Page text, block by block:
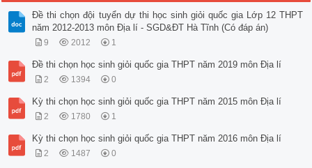
Đề thi chọn đội tuyển dự thi học sinh giỏi quốc gia Lớp 12 THPT
năm 2012-2013 môn Địa lí - SGD&ĐT Hà Tĩnh (Có đáp án)
9 2012 1
Đề thi chọn học sinh giỏi quốc gia THPT năm 2019 môn Địa lí
2 1394 0
Kỳ thi chọn học sinh giỏi quốc gia THPT năm 2015 môn Địa lí
2 1780 1
Kỳ thi chọn học sinh giỏi quốc gia THPT năm 2016 môn Địa lí
2 1487 0